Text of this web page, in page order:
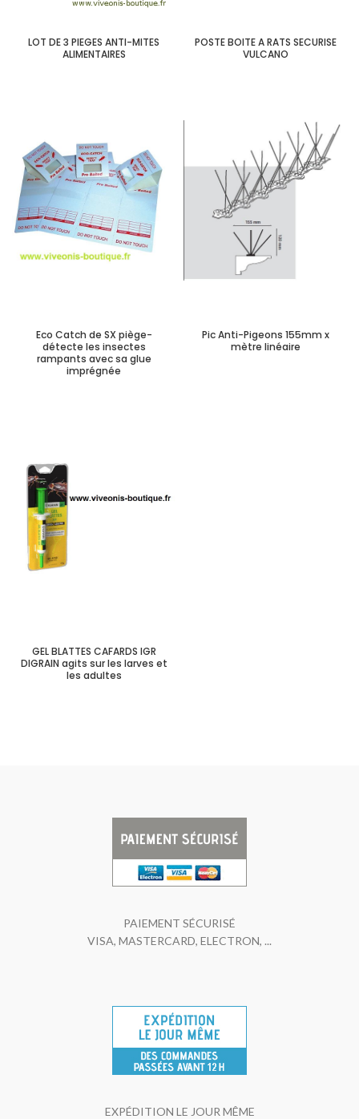
LOT DE 3 PIEGES ANTI-MITES
ALIMENTAIRES
POSTE BOITE A RATS SECURISE
VULCANO
Eco Catch de SX piège-
détecte les insectes
rampants avec sa glue
imprégnée
Pic Anti-Pigeons 155mm x
mètre linéaire
GEL BLATTES CAFARDS IGR
DIGRAIN agits sur les larves et
les adultes
PAIEMENT SÉCURISÉ
VISA, MASTERCARD, ELECTRON, ...
EXPÉDITION LE JOUR MÊME